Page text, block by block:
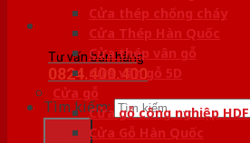
Tư vấn bán hàng
0824.400.400
Tìm kiếm:
Cửa thép chống cháy
Cửa Thép Hàn Quốc
Cửa thép vân gỗ
Cửa vân gỗ 5D
Cửa gỗ
Cửa gỗ công nghiệp HDF
Cửa Gỗ Hàn Quốc